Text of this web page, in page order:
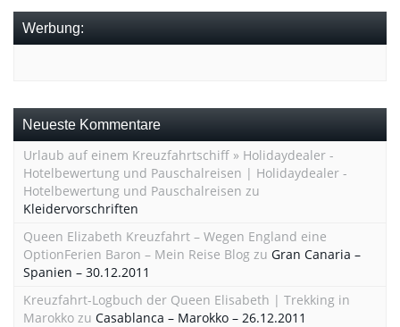
Werbung:
Neueste Kommentare
Urlaub auf einem Kreuzfahrtschiff » Holidaydealer -
Hotelbewertung und Pauschalreisen | Holidaydealer -
Hotelbewertung und Pauschalreisen zu
Kleidervorschriften
Queen Elizabeth Kreuzfahrt – Wegen England eine
OptionFerien Baron – Mein Reise Blog zu Gran Canaria –
Spanien – 30.12.2011
Kreuzfahrt-Logbuch der Queen Elisabeth | Trekking in
Marokko zu Casablanca – Marokko – 26.12.2011